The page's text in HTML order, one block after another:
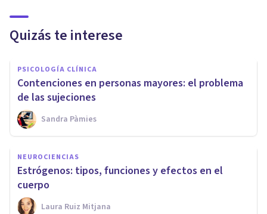
Quizás te interese
PSICOLOGÍA CLÍNICA
Contenciones en personas mayores: el problema
de las sujeciones
Sandra Pàmies
NEUROCIENCIAS
Estrógenos: tipos, funciones y efectos en el
cuerpo
Laura Ruiz Mitjana